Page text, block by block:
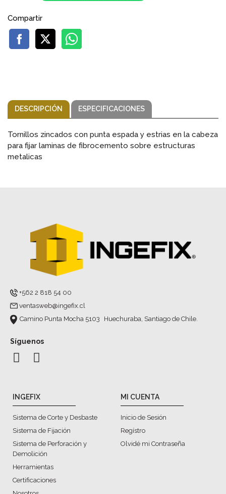
Compartir
DESCRIPCIÓN ESPECIFICACIONES
Tornillos zincados con punta espada y estrias en la cabeza
para fijar laminas de fibrocemento sobre estructuras
metalicas
+562 2 818 54 00
ventasweb@ingefix.cl
Camino Punta Mocha 5103 Huechuraba, Santiago de Chile.
Síguenos
INGEFIX
Sistema de Corte y Desbaste
Sistema de Fijación
Sistema de Perforación y
Demolición
Herramientas
Certificaciones
MI CUENTA
Inicio de Sesión
Regístro
Olvidé mi Contraseña